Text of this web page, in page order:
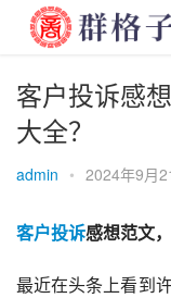
客户投诉感
大全？
admin • 2024年9月
客户投诉感想范文
最近在头条上看到